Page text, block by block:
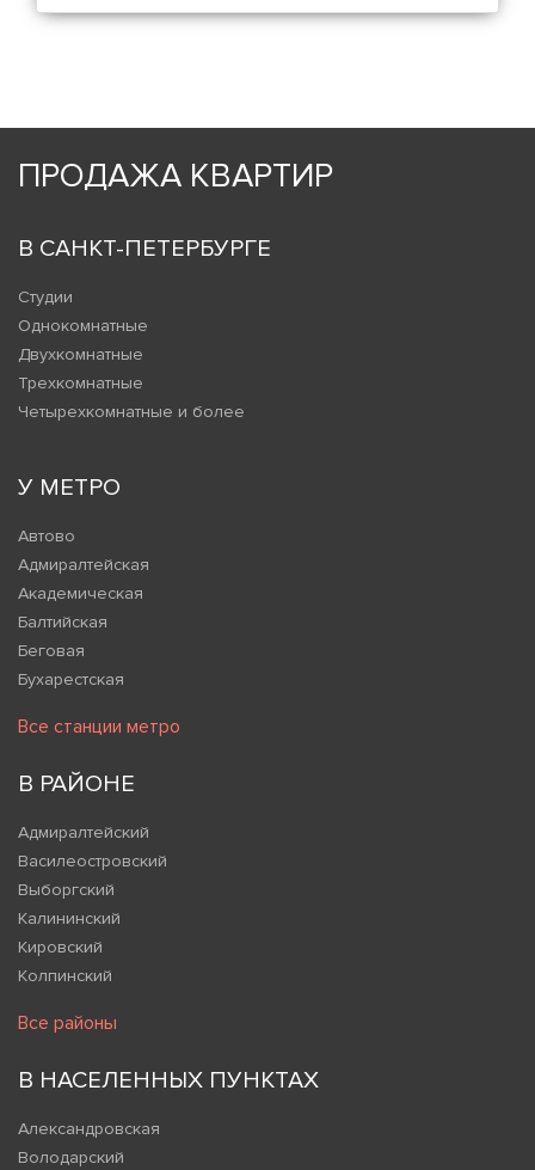
ПРОДАЖА КВАРТИР
В САНКТ-ПЕТЕРБУРГЕ
Студии
Однокомнатные
Двухкомнатные
Трехкомнатные
Четырехкомнатные и более
У МЕТРО
Автово
Адмиралтейская
Академическая
Балтийская
Беговая
Бухарестская
Все станции метро
В РАЙОНЕ
Адмиралтейский
Василеостровский
Выборгский
Калининский
Кировский
Колпинский
Все районы
В НАСЕЛЕННЫХ ПУНКТАХ
Александровская
Володарский